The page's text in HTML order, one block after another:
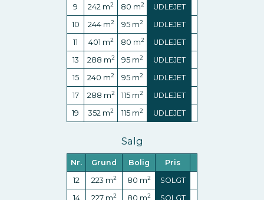
9
242 m2 80 m2
UDLEJET
10
244m2 95 m2
UDLEJET
11
401 m2 80 m2
UDLEJET
13
288 m2 95 m2
UDLEJET
15
240 m2 95 m2
UDLEJET
17
288 m2 115 m2
UDLEJET
19
352 m2 115 m2 UDLEJET
Salg
Nr. Grund Bolig
Pris
12
223 m2 80 m2
SOLGT
14
227 m2 80 m2
SOLGT